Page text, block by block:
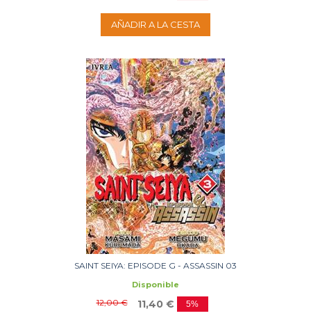
AÑADIR A LA CESTA
SAINT SEIYA: EPISODE G - ASSASSIN 03
Disponible
12,00 € 11,40 € 5%